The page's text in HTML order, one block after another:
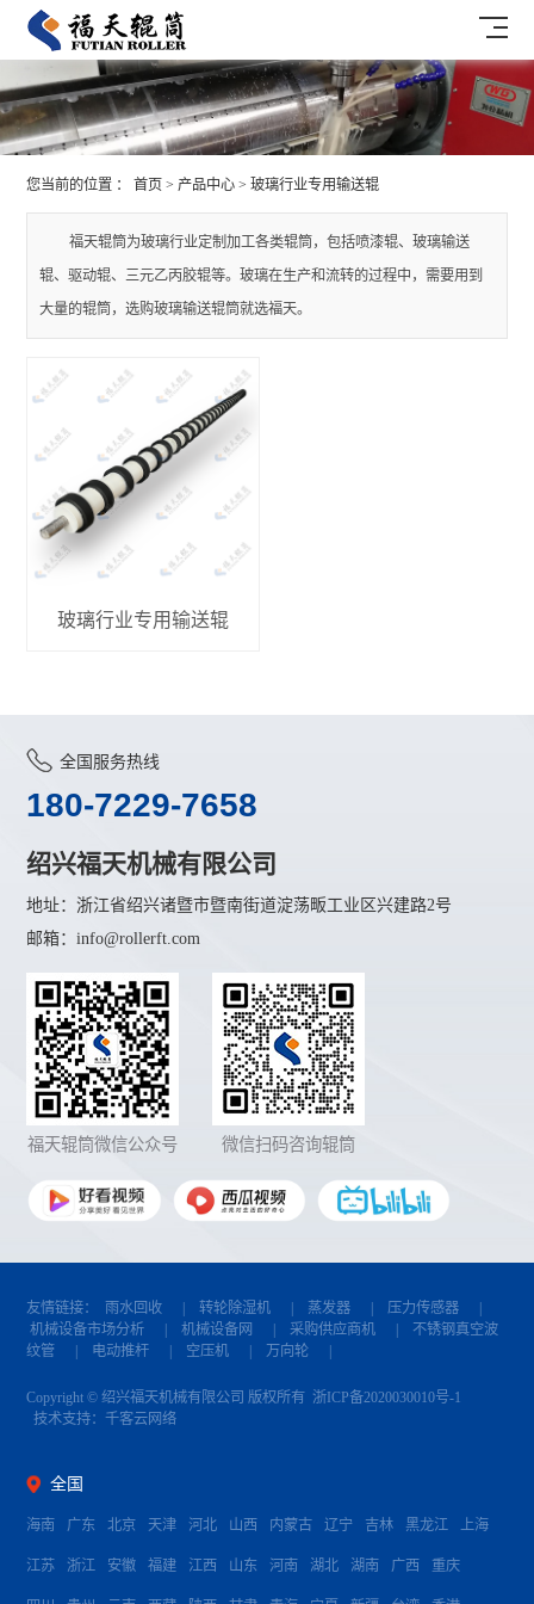
您当前的位置 ：首页 >产品中心 >玻璃行业专用输送辊
福天辊筒为玻璃行业定制加工各类辊筒，包括喷漆辊、玻璃输送
辊、驱动辊、三元乙丙胶辊等。玻璃在生产和流转的过程中，需要用到
大量的辊筒，选购玻璃输送辊筒就选福天。
玻璃行业专用输送辊
全国服务热线
180-7229-7658
绍兴福天机械有限公司
地址：浙江省绍兴诸暨市暨南街道淀荡畈工业区兴建路2号
邮箱：info@rollerft.com
福天辊筒微信公众号 微信扫码咨询辊筒
友情链接： 雨水回收 |转轮除湿机 蒸发器 |压力传感器
机械设备市场分析
|机械设备网 |采购供应商机
不锈钢真空波
纹管
电动推杆 空压机 万向轮
Copyright © 绍兴福天机械有限公司 版权所有 浙ICP备2020030010号-1
技术支持：千客云网络
全国
海南 广东 北京 天津 河北 山西 内蒙古 辽宁 吉林 黑龙江 上海
江苏 浙江 安徽 福建 江西 山东 河南 湖北 湖南 广西 重庆